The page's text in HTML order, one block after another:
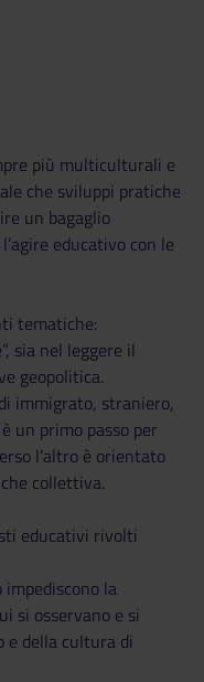
più multiculturali e
che sviluppi pratiche
un bagaglio
educativo con le
tematiche:
sia nel leggere il
geopolitica.
immigrato, straniero,
un primo passo per
l’altro è orientato
collettiva.
educativi rivolti
la
si osservano e si
e della cultura di